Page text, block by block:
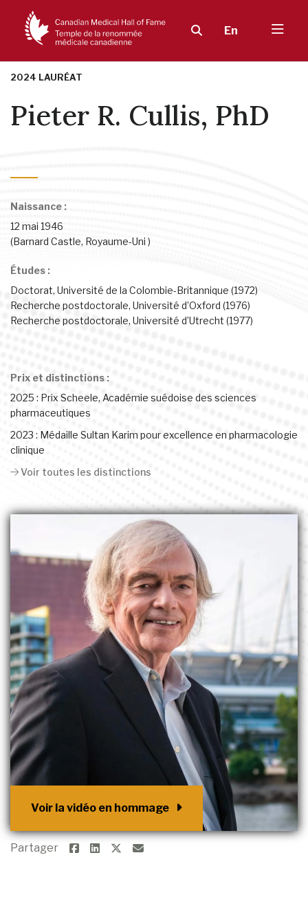
En
2024 LAURÉAT
Pieter R. Cullis, PhD
Naissance :
12 mai 1946
(Barnard Castle, Royaume-Uni )
Études :
Doctorat, Université de la Colombie-Britannique (1972)
Recherche postdoctorale, Université d’Oxford (1976)
Recherche postdoctorale, Université d’Utrecht (1977)
Prix et distinctions :
2025 : Prix Scheele, Académie suédoise des sciences
pharmaceutiques
2023 : Médaille Sultan Karim pour excellence en pharmacologie
clinique
Voir toutes les distinctions
Voir la vidéo en hommage
Partager